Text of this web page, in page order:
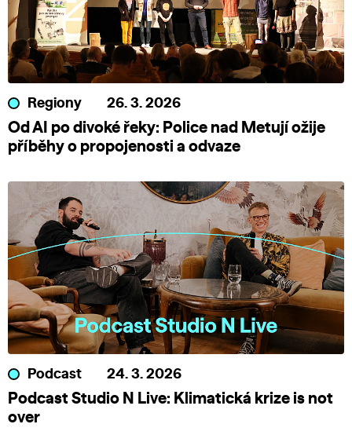
Regiony 26. 3. 2026
Od AI po divoké řeky: Police nad Metují ožije
příběhy o propojenosti a odvaze
Podcast 24. 3. 2026
Podcast Studio N Live: Klimatická krize is not
over